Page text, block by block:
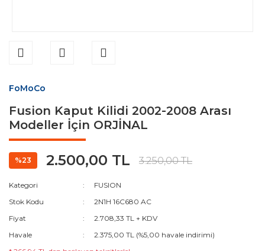
FoMoCo
Fusion Kaput Kilidi 2002-2008 Arası
Modeller İçin ORJİNAL
%23 2.500,00 TL 3.250,00 TL
Kategori
FUSION
Stok Kodu
2N1H 16C680 AC
Fiyat
2.708,33 TL + KDV
Havale
2.375,00 TL (%5,00 havale indirimi)